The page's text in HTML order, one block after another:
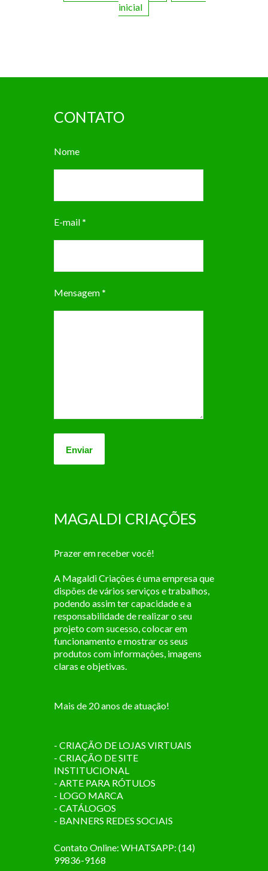
inicial
CONTATO
Nome
E-mail *
Mensagem *
MAGALDI CRIAÇÕES
Prazer em receber você!
A Magaldi Criações é uma empresa que
dispões de vários serviços e trabalhos,
podendo assim ter capacidade e a
responsabilidade de realizar o seu
projeto com sucesso, colocar em
funcionamento e mostrar os seus
produtos com informações, imagens
claras e objetivas.
Mais de 20 anos de atuação!
- CRIAÇÃO DE LOJAS VIRTUAIS
- CRIAÇÃO DE SITE
INSTITUCIONAL
- ARTE PARA RÓTULOS
- LOGO MARCA
- CATÁLOGOS
- BANNERS REDES SOCIAIS
Contato Online: WHATSAPP: (14)
99836-9168